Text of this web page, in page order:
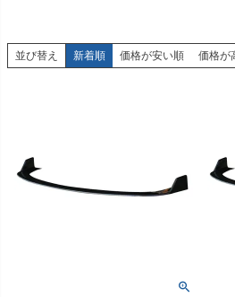
並び替え 新着順 価格が安い順 価格が